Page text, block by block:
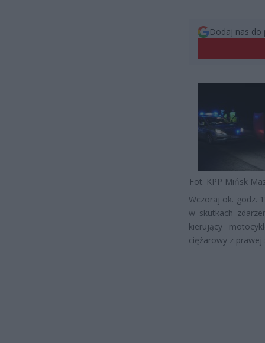
Dodaj nas do
Fot. KPP Mińsk
Wczoraj ok. godz.
w skutkach
kierujący
ciężarowy z prawej